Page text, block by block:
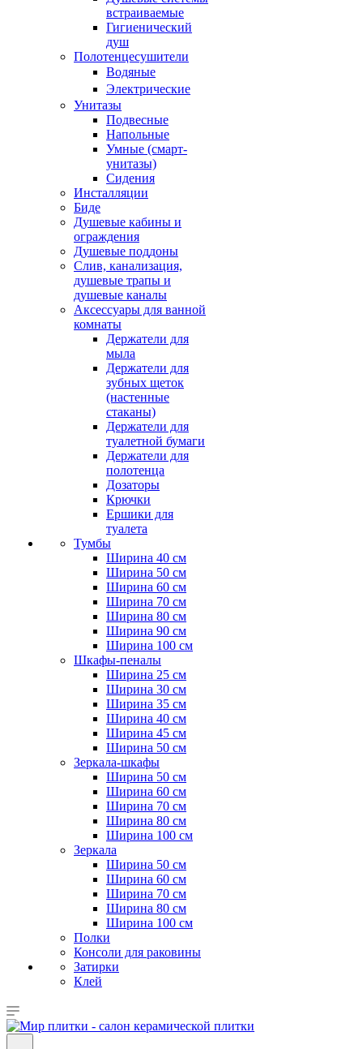
встраиваемые
Гигиенический
душ
Полотенцесушители
ㅤВодяные
ㅤЭлектрические
Унитазы
Подвесные
Напольные
Умные (смарт-
унитазы)
Сидения
Инсталляции
Биде
Душевые кабины и
ограждения
Душевые поддоны
Слив, канализация,
душевые трапы и
душевые каналы
Аксессуары для ванной
комнаты
Держатели для
мыла
Держатели для
зубных щеток
(настенные
стаканы)
Держатели для
туалетной бумаги
Держатели для
полотенца
Дозаторы
Крючки
Ершики для
туалета
Тумбы
Ширина 40 см
Ширина 50 см
Ширина 60 см
Ширина 70 см
Ширина 80 см
Ширина 90 см
Ширина 100 см
Шкафы-пеналы
Ширина 25 см
Ширина 30 см
Ширина 35 см
Ширина 40 см
Ширина 45 см
Ширина 50 см
Зеркала-шкафы
Ширина 50 см
Ширина 60 см
Ширина 70 см
Ширина 80 см
Ширина 100 см
Зеркала
Ширина 50 см
Ширина 60 см
Ширина 70 см
Ширина 80 см
Ширина 100 см
Полки
Консоли для раковины
Затирки
Клей